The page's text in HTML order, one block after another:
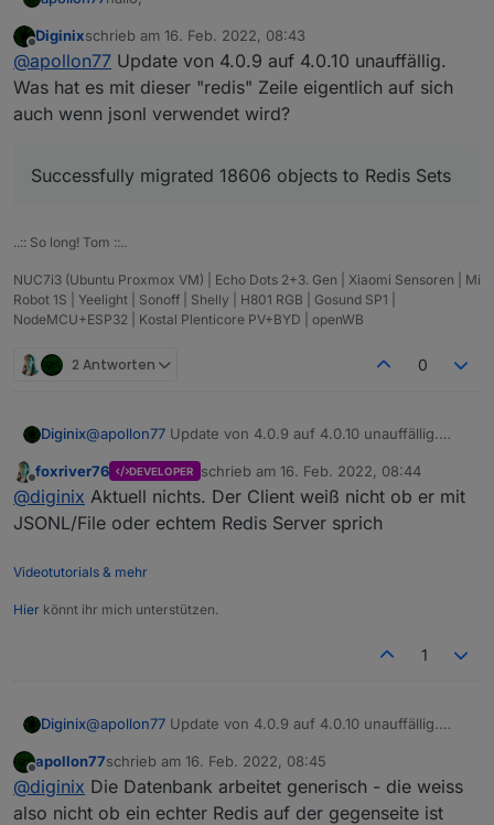
mit dem Feedback der letzten tage habe ich heute
den js-controller 4.0.10, aka Stable-RC2 für Euch.
Enthalten ist:
4.0.10 (2022-02-15)
(foxriver76) Fix module specific rebuild
extend calls for now
(Apollon77) Optimize some special cases on
adapter start
Rebuilds bei Node-JS updates sollten auch besser
Offline
Diginixschrieb am 16. Feb. 2022, 08:43
zuletzt editiert von
@apollon77 Update von 4.0.9 auf 4.0.10 unauffällig.
Was hat es mit dieser "redis" Zeile eigentlich auf sich
auch wenn jsonl verwendet wird?
Successfully migrated 18606 objects to Redis Sets
..:: So long! Tom ::..
NUC7i3 (Ubuntu Proxmox VM) | Echo Dots 2+3. Gen | Xiaomi Sensoren | Mi
Robot 1S | Yeelight | Sonoff | Shelly | H801 RGB | Gosund SP1 |
NodeMCU+ESP32 | Kostal Plenticore PV+BYD | openWB
2 Antworten 0
Diginix@apollon77 Update von 4.0.9 auf 4.0.10 unauffällig.
auch wenn jsonl verwendet wird?
Successfully migrated 18606 objects to Redis Sets
Offline
foxriver76 DEVELOPER schrieb am 16. Feb. 2022, 08:44
zuletzt editiert von
@diginix Aktuell nichts. Der Client weiß nicht ob er mit
JSONL/File oder echtem Redis Server sprich
Videotutorials & mehr
Hier könnt ihr mich unterstützen.
1
Diginix@apollon77 Update von 4.0.9 auf 4.0.10 unauffällig.
auch wenn jsonl verwendet wird?
Successfully migrated 18606 objects to Redis Sets
Offline
apollon77schrieb am 16. Feb. 2022, 08:45
zuletzt editiert von
@diginix Die Datenbank arbeitet generisch - die weiss
also nicht ob ein echter Redis auf der gegenseite ist